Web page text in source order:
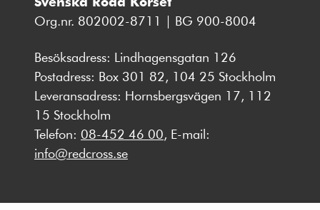
Org.nr. 802002-8711 | BG 900-8004
Besöksadress: Lindhagensgatan 126
Postadress: Box 301 82, 104 25 Stockholm
Leveransadress: Hornsbergsvägen 17, 112
15 Stockholm
Telefon: 08-452 46 00, E-mail:
info@redcross.se